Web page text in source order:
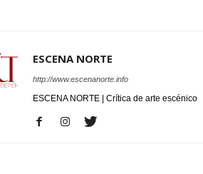
ESCENA NORTE
http://www.escenanorte.info
ESCENA NORTE | Crítica de arte escénico